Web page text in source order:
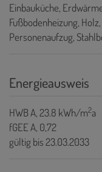
Einbauküche
Fußbodenheizung Holz
Personenaufzug
Energieausweis
HWBA, 23.8 kWh/m2a
fGEEA, 0,72
gültig bis23.03.2033